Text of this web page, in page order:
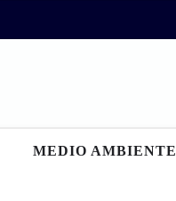
MEDIO AMBIENTE